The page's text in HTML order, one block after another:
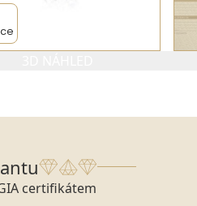
certifikátem